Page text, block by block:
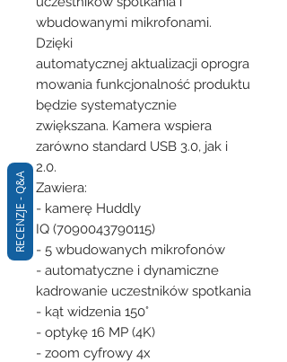
wbudowanymi mikrofonami.
Dzięki
automatycznej aktualizacji oprogra
mowania funkcjonalność produktu
będzie systematycznie
zwiększana. Kamera wspiera
zarówno standard USB 3.0, jak i
2.0.
Zawiera:
- kamerę Huddly
IQ (7090043790115)
- 5 wbudowanych mikrofonów
- automatyczne i dynamiczne
kadrowanie uczestników spotkania
- kąt widzenia 150°
- optykę 16 MP (4K)
- zoom cyfrowy 4x
RECENZJE - Q&A